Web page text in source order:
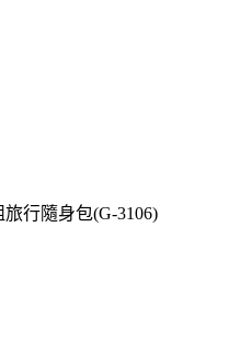
行隨身包(G-3106)